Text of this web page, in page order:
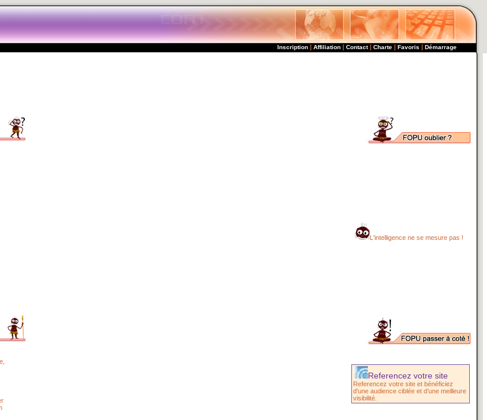
Inscription | Affiliation | Contact | Charte | Favoris | Démarrage
L'intelligence ne se mesure pas !
Referencez votre site
Referencez votre site et bénéficiez
d'une audience ciblée et d’une meilleure
visibilité.